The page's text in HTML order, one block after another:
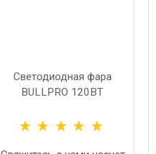
Светодиодная фара
BULLPRO 120ВТ